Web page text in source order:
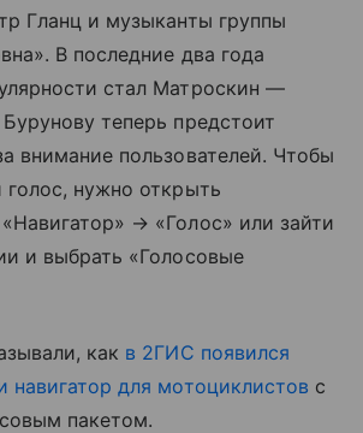
Гланц и музыканты группы
В последние два года
стал Матроскин —
теперь предстоит
внимание пользователей. Чтобы
нужно открыть
→ «Голос» или зайти
и выбрать «Голосовые
как в 2ГИС появился
навигатор для мотоциклистов с
пакетом.